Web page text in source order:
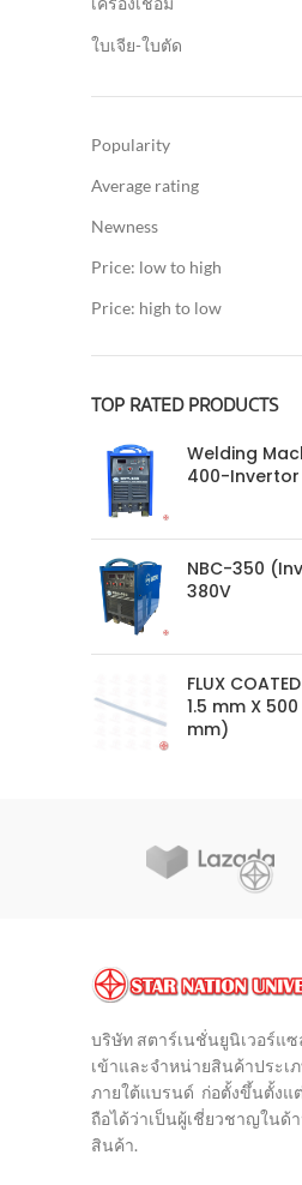
ใบเจีย-ใบตัด
Popularity
Average rating
Newness
Price: low to high
Price: high to low
TOP RATED PRODUCTS
Welding
400-Invertor
NBC-350
380V
FLUX
1.5 mm X
mm)
บริษัท สตาร์เนชั่นยูนิเวอร์แซ
เข้าและจำหน่ายสินค้าประเภ
ภายใต้แบรนด์ ก่อตั้งขึ้นตั้งแ
ถือได้ว่าเป็นผู้เชี่ยวชาญในด้
สินค้า.